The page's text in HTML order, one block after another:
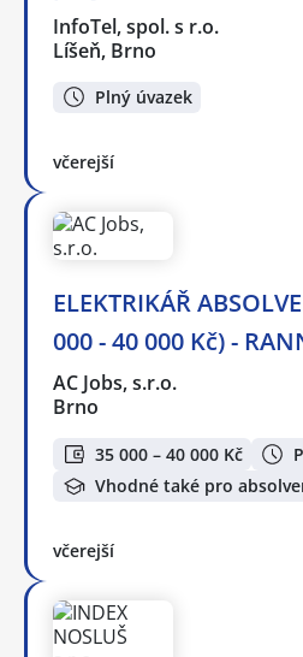
InfoTel, spol. s r.o.
Líšeň, Brno
Plný úvazek
včerejší
ELEKTRIKÁŘ
000 - 40 000 Kč) -
AC Jobs, s.r.o.
Brno
35 000 – 40 000 Kč
Vhodné také pro
včerejší